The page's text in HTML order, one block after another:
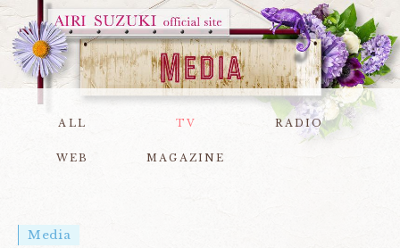
ALL TV RADIO
WEB MAGAZINE
Media